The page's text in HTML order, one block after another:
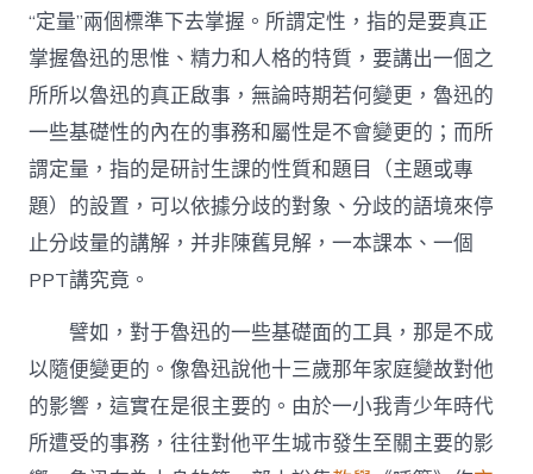
“定量”兩個標準下去掌握。所謂定性，指的是要真正
掌握魯迅的思惟、精力和人格的特質，要講出一個之
所所以魯迅的真正啟事，無論時期若何變更，魯迅的
一些基礎性的內在的事務和屬性是不會變更的；而所
謂定量，指的是研討生課的性質和題目（主題或專
題）的設置，可以依據分歧的對象、分歧的語境來停
止分歧量的講解，并非陳舊見解，一本課本、一個
PPT講究竟。
譬如，對于魯迅的一些基礎面的工具，那是不成
以隨便變更的。像魯迅說他十三歲那年家庭變故對他
的影響，這實在是很主要的。由於一小我青少年時代
所遭受的事務，往往對他平生城市發生至關主要的影